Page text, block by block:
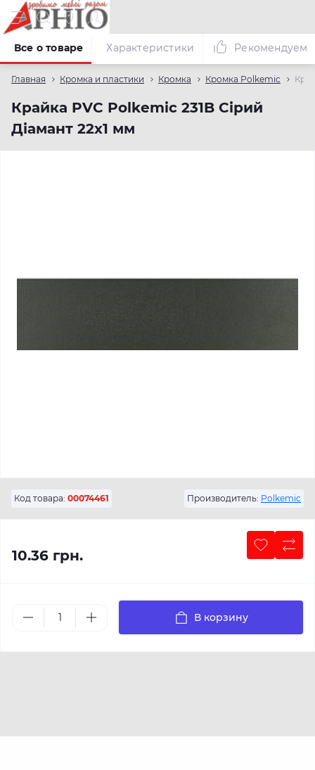
Главная Кромка и пластики Кромка Кромка Polkemic
Крайка PVC Polkemic 231B Сірий
Діамант 22х1 мм
Все о товаре Характеристики Рекомендуем
Код товара: 00074461 Производитель: Polkemic
10.36 грн.
В корзину